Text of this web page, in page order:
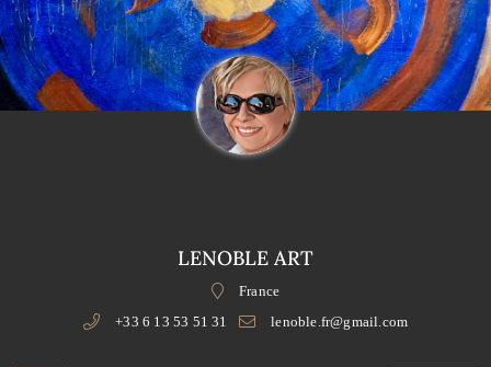
LENOBLE ART
France
+33 6 13 53 51 31
lenoble.fr@gmail.com